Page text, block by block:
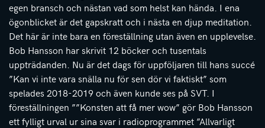
egen bransch och nästan vad som helst kan hända. I ena
ögonblicket är det gapskratt och i nästa en djup meditation.
Det här är inte bara en föreställning utan även en upplevelse.
Bob Hansson har skrivit 12 böcker och tusentals
uppträdanden. Nu är det dags för uppföljaren till hans succé
”Kan vi inte vara snälla nu för sen dör vi faktiskt” som
spelades 2018-2019 och även kunde ses på SVT. I
föreställningen ””Konsten att få mer wow” gör Bob Hansson
ett fylligt urval ur sina svar i radioprogrammet ”Allvarligt